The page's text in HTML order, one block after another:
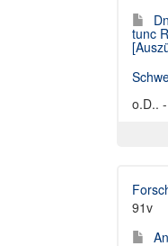
tunc
o.D..
91v